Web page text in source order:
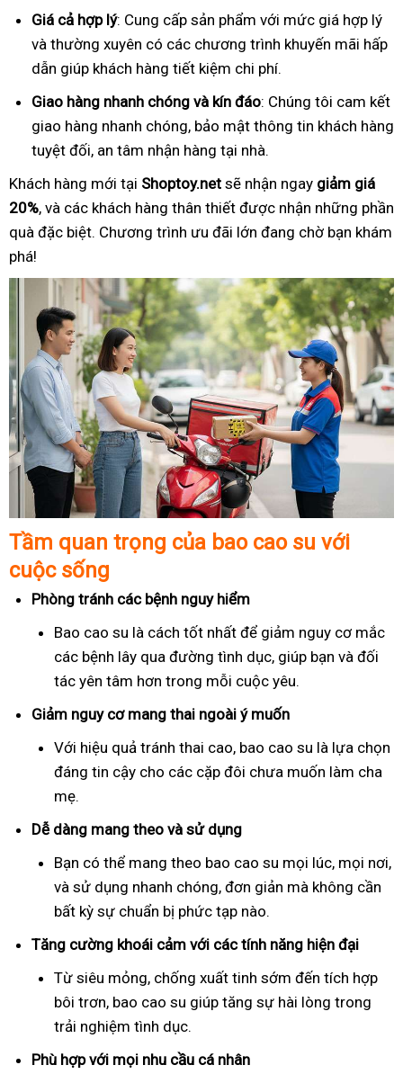
Giá cả hợp lý: Cung cấp sản phẩm với mức giá hợp lý
và thường xuyên có các chương trình khuyến mãi hấp
dẫn giúp khách hàng tiết kiệm chi phí.
Giao hàng nhanh chóng và kín đáo: Chúng tôi cam kết
giao hàng nhanh chóng, bảo mật thông tin khách hàng
tuyệt đối, an tâm nhận hàng tại nhà.
Khách hàng mới tại Shoptoy.net sẽ nhận ngay giảm giá
20%, và các khách hàng thân thiết được nhận những phần
quà đặc biệt. Chương trình ưu đãi lớn đang chờ bạn khám
phá!
Tầm quan trọng của bao cao su với
cuộc sống
Phòng tránh các bệnh nguy hiểm
Bao cao su là cách tốt nhất để giảm nguy cơ mắc
các bệnh lây qua đường tình dục, giúp bạn và đối
tác yên tâm hơn trong mỗi cuộc yêu.
Giảm nguy cơ mang thai ngoài ý muốn
Với hiệu quả tránh thai cao, bao cao su là lựa chọn
đáng tin cậy cho các cặp đôi chưa muốn làm cha
mẹ.
Dễ dàng mang theo và sử dụng
Bạn có thể mang theo bao cao su mọi lúc, mọi nơi,
và sử dụng nhanh chóng, đơn giản mà không cần
bất kỳ sự chuẩn bị phức tạp nào.
Tăng cường khoái cảm với các tính năng hiện đại
Từ siêu mỏng, chống xuất tinh sớm đến tích hợp
bôi trơn, bao cao su giúp tăng sự hài lòng trong
trải nghiệm tình dục.
Phù hợp với mọi nhu cầu cá nhân